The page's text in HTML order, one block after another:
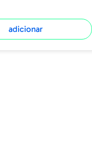
adicionar